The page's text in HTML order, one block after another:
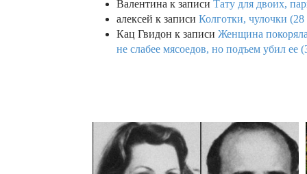
Валентина к записи Тату для двоих,
алексей к записи Колготки, чулочки
Кац Гвидон к записи Женщина
не слабее мясоедов, но подъем убил ее